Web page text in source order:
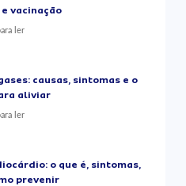
vacinação
ler
causas, sintomas e o
aliviar
ler
o que é, sintomas,
prevenir